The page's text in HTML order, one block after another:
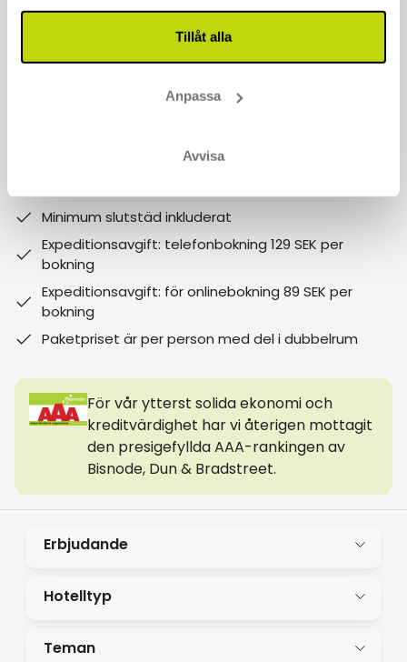
Tillåt alla
Anpassa
Avvisa
Måndag - Fredag: 9 - 17
Varför boka med Risskov Bilsemester? Spara mer!
Minimum slutstäd inkluderat
Expeditionsavgift: telefonbokning 129 SEK per
bokning
Expeditionsavgift: för onlinebokning 89 SEK per
bokning
Paketpriset är per person med del i dubbelrum
Follow us on social media
För vår ytterst solida ekonomi och
kreditvärdighet har vi återigen mottagit
den presigefyllda AAA-rankingen av
Bisnode, Dun & Bradstreet.
Erbjudande
Hotelltyp
Teman